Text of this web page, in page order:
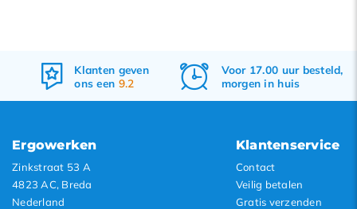
Voor 17.00 uur besteld,
morgen in huis
Gratisverzenden
&retourneren
Ergowerken
Zinkstraat 53 A
4823 AC, Breda
Nederland
Klantenservice
Contact
Veilig betalen
Gratis verzenden